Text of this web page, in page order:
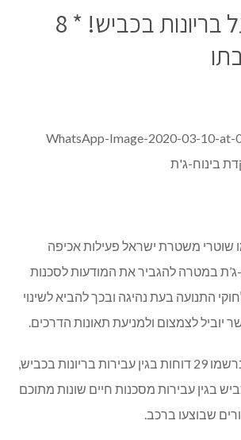
29 דוחות על בריונות בכביש! * 8
9/3) קיימו שוטרי משטרת ישראל פעילות אכיפה
במטרה להגביר את המודעות לסכנות
התנועה בעת נהיגה ובכך להביא לשינוי
יוביל לצמצום ולמניעת תאונות הדרכים.
במסגרת הפעילות נרשמו 29 דוחות בגין עבירות בריונות בכביש,
בגין עבירות מסכנות חיים שונות מתוכם
שבוצעו ברכב.